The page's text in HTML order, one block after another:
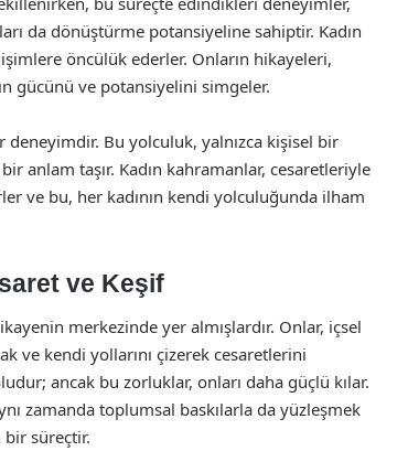
da dönüştürme potansiyeline sahiptir. Kadın
öncülük ederler. Onların hikayeleri,
gücünü ve potansiyelini simgeler.
Bu yolculuk, yalnızca kişisel bir
anlam taşır. Kadın kahramanlar, cesaretleriyle
ve bu, her kadının kendi yolculuğunda ilham
ve Keşif
merkezinde yer almışlardır. Onlar, içsel
ve kendi yollarını çizerek cesaretlerini
ancak bu zorluklar, onları daha güçlü kılar.
zamanda toplumsal baskılarla da yüzleşmek
bir süreçtir.